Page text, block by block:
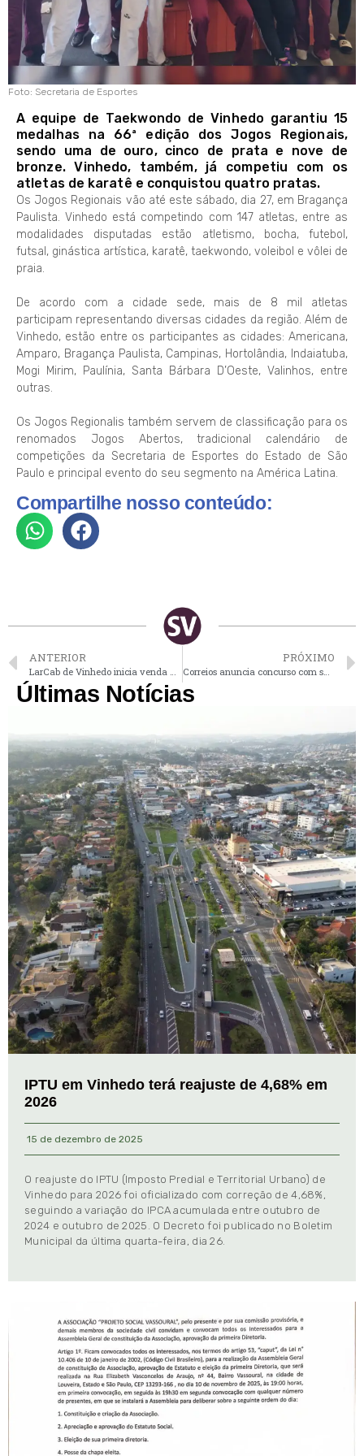
Foto: Secretaria de Esportes
A equipe de Taekwondo de Vinhedo garantiu 15
medalhas na 66ª edição dos Jogos Regionais,
sendo uma de ouro, cinco de prata e nove de
bronze. Vinhedo, também, já competiu com os
atletas de karatê e conquistou quatro pratas.
Os Jogos Regionais vão até este sábado, dia 27, em Bragança
Paulista. Vinhedo está competindo com 147 atletas, entre as
modalidades disputadas estão atletismo, bocha, futebol,
futsal, ginástica artística, karatê, taekwondo, voleibol e vôlei de
praia.
De acordo com a cidade sede, mais de 8 mil atletas
participam representando diversas cidades da região. Além de
Vinhedo, estão entre os participantes as cidades: Americana,
Amparo, Bragança Paulista, Campinas, Hortolândia, Indaiatuba,
Mogi Mirim, Paulínia, Santa Bárbara D’Oeste, Valinhos, entre
outras.
Os Jogos Regionalis também servem de classificação para os
renomados Jogos Abertos, tradicional calendário de
competições da Secretaria de Esportes do Estado de São
Paulo e principal evento do seu segmento na América Latina.
Compartilhe nosso conteúdo:
ANTERIOR PRÓXIMO
Correios anuncia concurso com salários de até R$ 6,8 mil
Últimas Notícias
IPTU em Vinhedo terá reajuste de 4,68% em
2026
15 de dezembro de 2025
O reajuste do IPTU (Imposto Predial e Territorial Urbano) de
Vinhedo para 2026 foi oficializado com correção de 4,68%,
seguindo a variação do IPCA acumulada entre outubro de
2024 e outubro de 2025. O Decreto foi publicado no Boletim
Municipal da última quarta-feira, dia 26.